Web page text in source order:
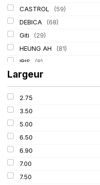
CASTROL
(59)
DEBICA
(68)
Giti
(29)
HEUNG AH
(81)
IRIS
(8)
ITALMATIC
KLEBER (116)
LASSA
LING LONG
MICHELIN
MITAS
Mondolfo ferro
PIRELLI
PROMETEON
Largeur
2.75
3.50
5.00
6.50
6.90
7.00
7.50